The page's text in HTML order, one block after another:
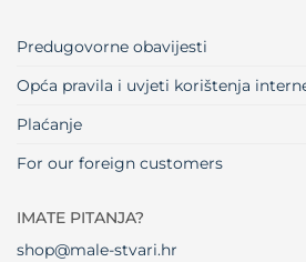
Predugovorne obavijesti
Opća pravila i uvjeti korištenja
Plaćanje
For our foreign customers
IMATE PITANJA?
shop@male-stvari.hr